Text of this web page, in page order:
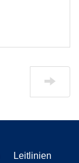
Leitlinien